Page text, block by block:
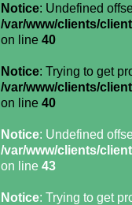
Notice: Undefined
/var/www/clients/
on line 40
Notice: Trying to get
/var/www/clients/
on line 40
Notice: Undefined
/var/www/clients/
on line 43
Notice: Trying to get